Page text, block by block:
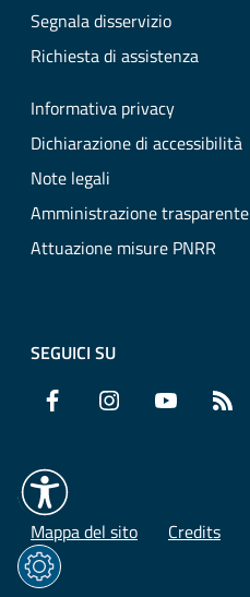
Segnala disservizio
Richiesta di assistenza
Informativa privacy
Dichiarazione di accessibilità
Note legali
Amministrazione trasparente
Attuazione misure PNRR
SEGUICI SU
Facebook Instagram YouTube
Mappa del sito Credits